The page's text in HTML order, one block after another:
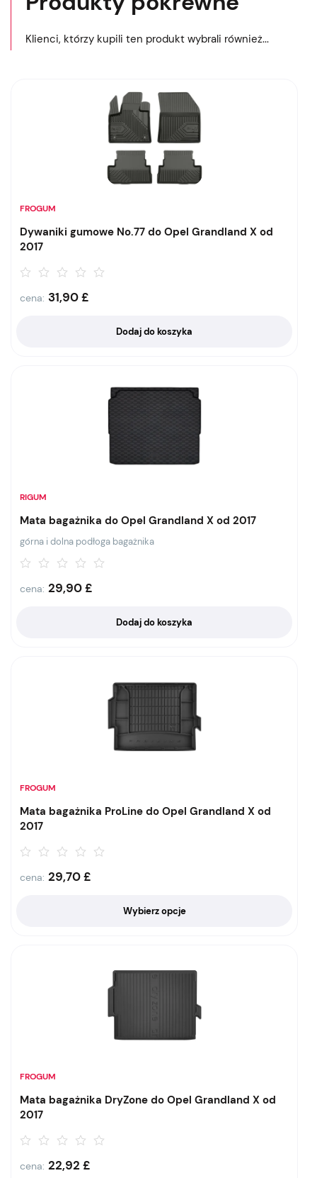
Klienci, którzy kupili ten produkt wybrali również...
FROGUM
Dywaniki gumowe No.77 do Opel Grandland X od
2017
cena: 31,90£
Dodaj do koszyka
RIGUM
Mata bagażnika do Opel Grandland X od 2017
górna i dolna podłoga bagażnika
cena: 29,90£
Dodaj do koszyka
FROGUM
Mata bagażnika ProLine do Opel Grandland X od
2017
cena: 29,70£
Wybierz opcje
FROGUM
Mata bagażnika DryZone do Opel Grandland X od
2017
cena: 22,92 £